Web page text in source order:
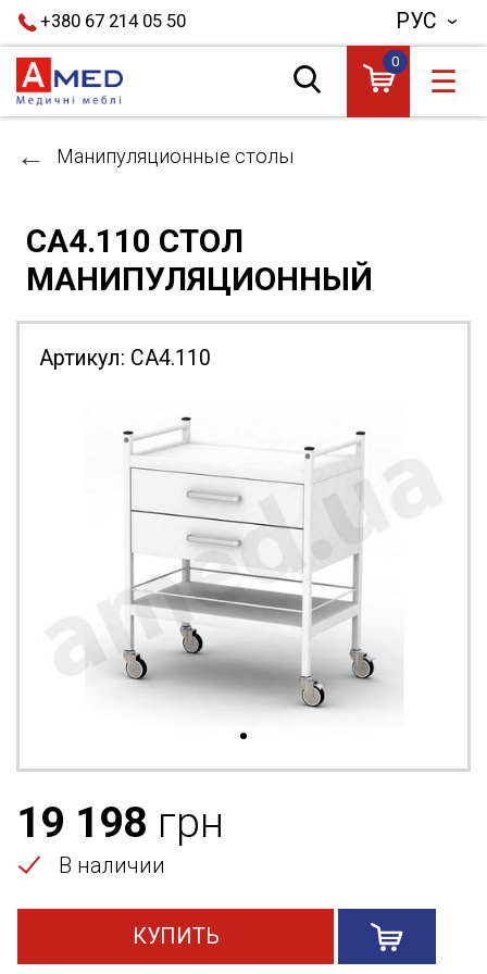
+380 67 214 05 50 РУС
0
☰
Манипуляционные столы
СА4.110 СТОЛ
МАНИПУЛЯЦИОННЫЙ
Артикул: СА4.110
19 198 грн
В наличии
КУПИТЬ